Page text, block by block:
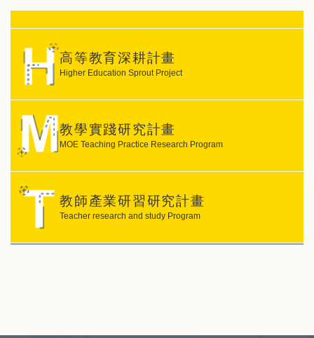
高等教育深耕計畫
Higher Education Sprout Project
教學實踐研究計畫
MOE Teaching Practice Research Program
教師產業研習研究計畫
Teacher research and study Program